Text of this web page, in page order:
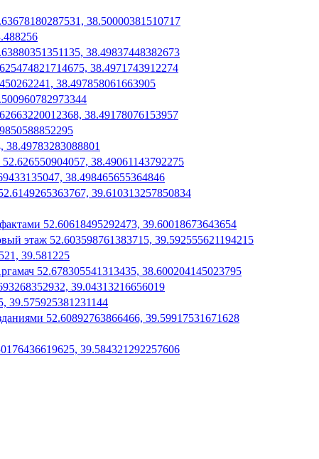
38.50000381510717
38.49837448382673
38.4971743912274
38.497858061663905
38.49178076153957
38.49783283088801
38.49061143792275
38.498465655364846
39.610313257850834
52.60618495292473, 39.60018673643654
этаж 52.603598761383715, 39.592555621194215
39.581225
52.678305541313435, 38.600204145023795
39.04313216656019
39.575925381231144
52.60892763866466, 39.59917531671628
39.584321292257606